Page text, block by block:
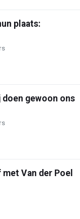
plaats:
doen gewoon ons
Van der Poel